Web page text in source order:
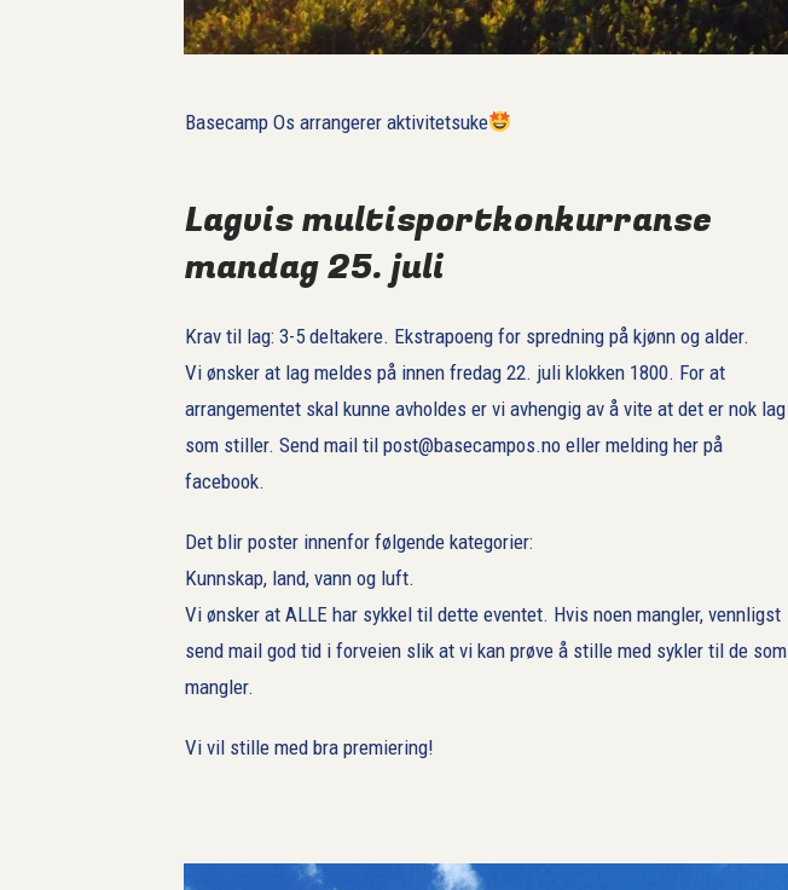
Basecamp Os arrangerer aktivitetsuke
Lagvis multisportkonkurranse
mandag 25. juli
Krav til lag: 3-5 deltakere. Ekstrapoeng for spredning på kjønn og alder.
Vi ønsker at lag meldes på innen fredag 22. juli klokken 1800. For at
arrangementet skal kunne avholdes er vi avhengig av å vite at det er nok lag
som stiller. Send mail til post@basecampos.no eller melding her på
facebook.
Det blir poster innenfor følgende kategorier:
Kunnskap, land, vann og luft.
Vi ønsker at ALLE har sykkel til dette eventet. Hvis noen mangler, vennligst
send mail god tid i forveien slik at vi kan prøve å stille med sykler til de som
mangler.
Vi vil stille med bra premiering!